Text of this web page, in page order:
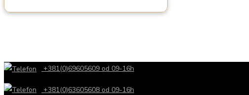
+381(0)69605609 od 09-16h
+381(0)63605608 od 09-16h